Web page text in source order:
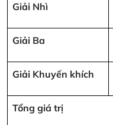
Giải Nhì
Giải Ba
Giải Khuyến khích
Tổng giá trị